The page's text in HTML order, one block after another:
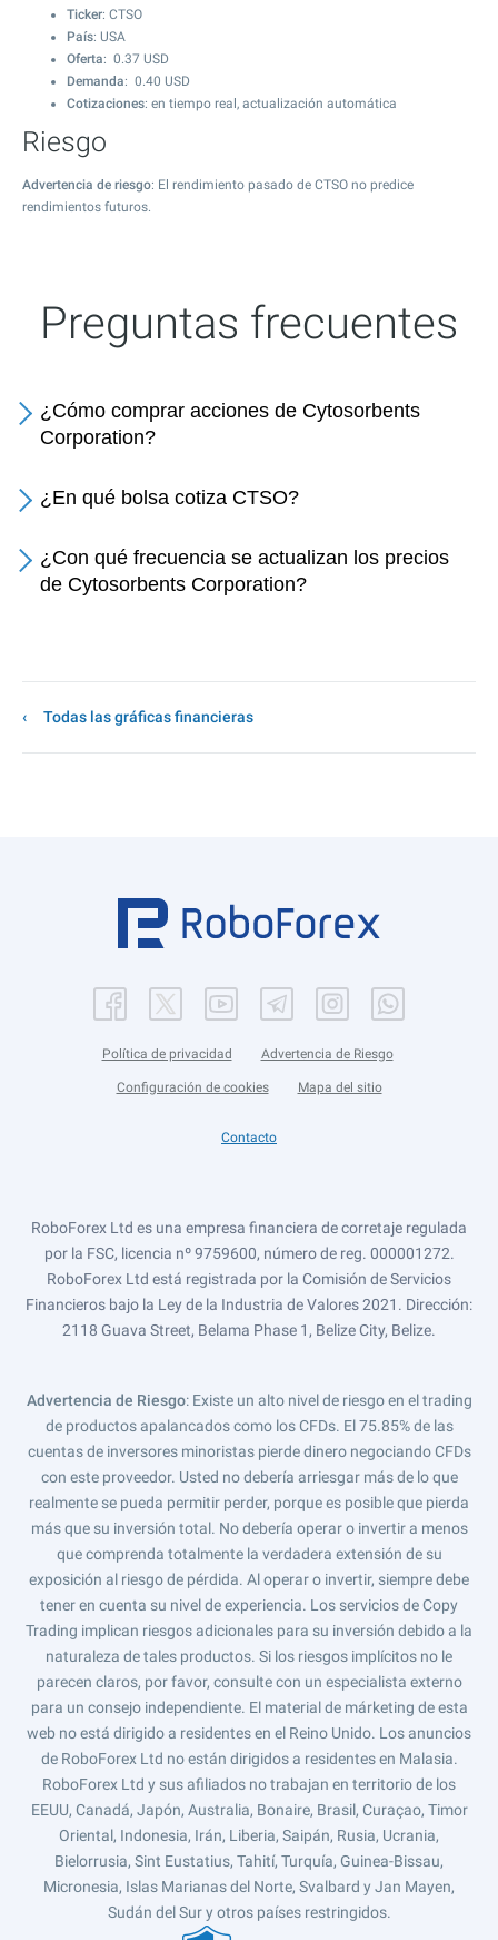
Ticker: CTSO
País: USA
Oferta: 0.37 USD
Demanda: 0.40 USD
Cotizaciones: en tiempo real, actualización automática
Riesgo
Advertencia de riesgo: El rendimiento pasado de CTSO no predice
rendimientos futuros.
Preguntas frecuentes
¿Cómo comprar acciones de Cytosorbents
Corporation?
¿En qué bolsa cotiza CTSO?
¿Con qué frecuencia se actualizan los precios
de Cytosorbents Corporation?
Todas las gráficas financieras
Política de privacidad Advertencia de Riesgo
Configuración de cookies Mapa del sitio
Contacto
RoboForex Ltd es una empresa financiera de corretaje regulada
por la FSC, licencia nº 9759600, número de reg. 000001272.
RoboForex Ltd está registrada por la Comisión de Servicios
Financieros bajo la Ley de la Industria de Valores 2021. Dirección:
2118 Guava Street, Belama Phase 1, Belize City, Belize.
Advertencia de Riesgo: Existe un alto nivel de riesgo en el trading
de productos apalancados como los CFDs. El 75.85% de las
cuentas de inversores minoristas pierde dinero negociando CFDs
con este proveedor. Usted no debería arriesgar más de lo que
realmente se pueda permitir perder, porque es posible que pierda
más que su inversión total. No debería operar o invertir a menos
que comprenda totalmente la verdadera extensión de su
exposición al riesgo de pérdida. Al operar o invertir, siempre debe
tener en cuenta su nivel de experiencia. Los servicios de Copy
Trading implican riesgos adicionales para su inversión debido a la
naturaleza de tales productos. Si los riesgos implícitos no le
parecen claros, por favor, consulte con un especialista externo
para un consejo independiente. El material de márketing de esta
web no está dirigido a residentes en el Reino Unido. Los anuncios
de RoboForex Ltd no están dirigidos a residentes en Malasia.
RoboForex Ltd y sus afiliados no trabajan en territorio de los
EEUU, Canadá, Japón, Australia, Bonaire, Brasil, Curaçao, Timor
Oriental, Indonesia, Irán, Liberia, Saipán, Rusia, Ucrania,
Bielorrusia, Sint Eustatius, Tahití, Turquía, Guinea-Bissau,
Micronesia, Islas Marianas del Norte, Svalbard y Jan Mayen,
Sudán del Sur y otros países restringidos.